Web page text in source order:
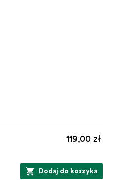
119,00 zł
Dodaj do koszyka